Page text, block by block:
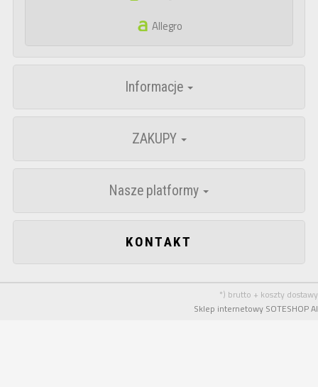
Allegro
Informacje
ZAKUPY
Nasze platformy
KONTAKT
*) brutto + koszty dostawy
Sklep internetowy SOTESHOP AI